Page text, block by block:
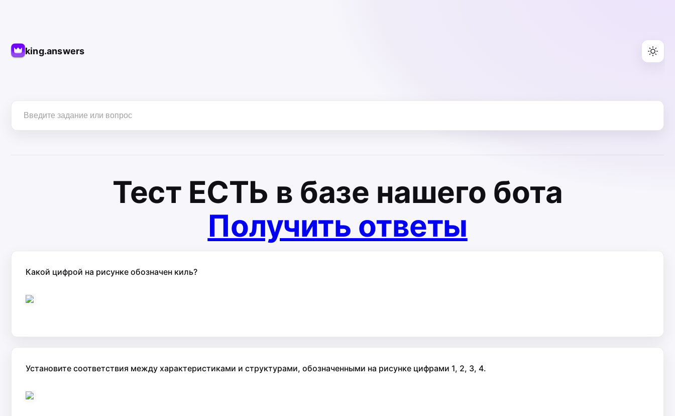
king.answers
Тест ЕСТЬ в базе нашего бота
Получить ответы
Какой цифрой на рисунке обозначен киль?
Установите соответствия между характеристиками и структурами, обозначенными на рисунке цифрами 1, 2, 3, 4.